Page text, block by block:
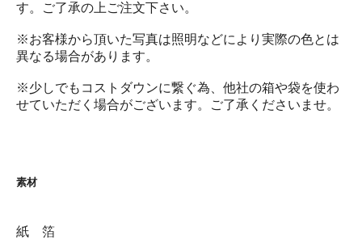
す。ご了承の上ご注文下さい。
※お客様から頂いた写真は照明などにより実際の色とは
異なる場合があります。
※少しでもコストダウンに繋ぐ為、他社の箱や袋を使わ
せていただく場合がございます。ご了承くださいませ。
素材
紙 箔